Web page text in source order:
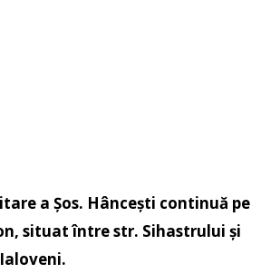
a Șos. Hâncești continuă pe
situat între str. Sihastrului și